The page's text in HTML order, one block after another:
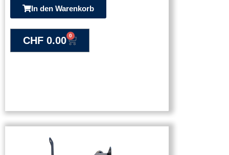
In den Warenkorb
CHF 0.00 0